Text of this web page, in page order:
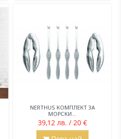
NERTHUS КОМПЛЕКТ ЗА
МОРСКИ...
39,12 лв. / 20 €